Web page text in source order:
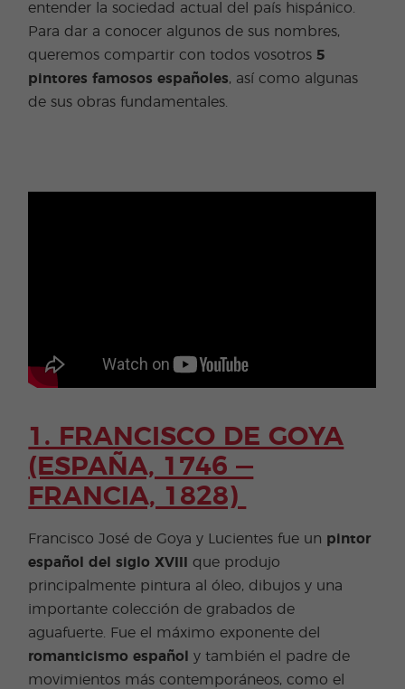
entender la sociedad actual del país hispánico.
Para dar a conocer algunos de sus nombres,
queremos compartir con todos vosotros5
pintores famosos españoles, así como algunas
de sus obras fundamentales.
1. FRANCISCO DE GOYA
(ESPAÑA, 1746 —
FRANCIA, 1828) ​
Francisco José de Goya y Lucientes fue un pintor
español del siglo XVIII que produjo
principalmente pintura al óleo, dibujos y una
importante colección de grabados de
aguafuerte. Fue el máximo exponente del
romanticismo español y también el padre de
movimientos más contemporáneos, como el